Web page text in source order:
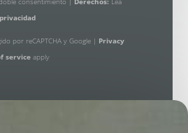
por reCAPTCHA y Google | Privacy
serviceapply